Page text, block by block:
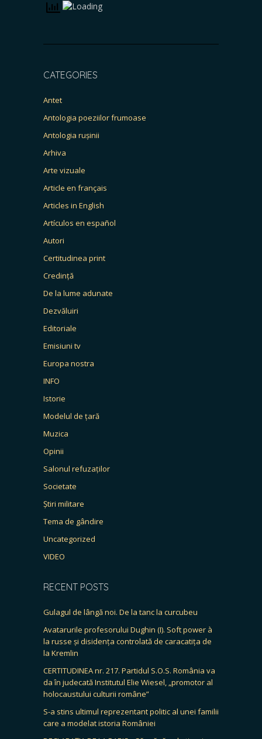
CATEGORIES
Antet
Antologia poeziilor frumoase
Antologia rușinii
Arhiva
Arte vizuale
Article en français
Articles in English
Artículos en español
Autori
Certitudinea print
Credință
De la lume adunate
Dezvăluiri
Editoriale
Emisiuni tv
Europa nostra
INFO
Istorie
Modelul de țară
Muzica
Opinii
Salonul refuzaților
Societate
Știri militare
Tema de gândire
Uncategorized
VIDEO
RECENT POSTS
Gulagul de lângă noi. De la tanc la curcubeu
Avatarurile profesorului Dughin (I). Soft power à
la russe și disidența controlată de caracatița de
la Kremlin
CERTITUDINEA nr. 217. Partidul S.O.S. România va
da în judecată Institutul Elie Wiesel, „promotor al
holocaustului culturii române”
S-a stins ultimul reprezentant politic al unei familii
care a modelat istoria României